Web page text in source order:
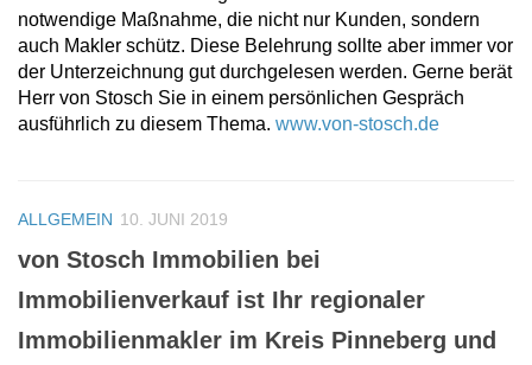
notwendige Maßnahme, die nicht nur Kunden, sondern
auch Makler schütz. Diese Belehrung sollte aber immer vor
der Unterzeichnung gut durchgelesen werden. Gerne berät
Herr von Stosch Sie in einem persönlichen Gespräch
ausführlich zu diesem Thema. www.von-stosch.de
ALLGEMEIN 10. JUNI 2019
von Stosch Immobilien bei
Immobilienverkauf ist Ihr regionaler
Immobilienmakler im Kreis Pinneberg und